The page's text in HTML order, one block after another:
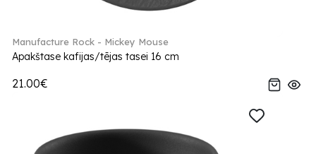
Manufacture Rock - Mickey Mouse
Apakštase kafijas/tējas tasei 16 cm
21.00€